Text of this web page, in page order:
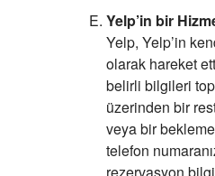
Yelp’in bir
Yelp, Yelp’in
olarak hareket
belirli bilgileri
üzerinden bir
veya bir bekleme
telefon